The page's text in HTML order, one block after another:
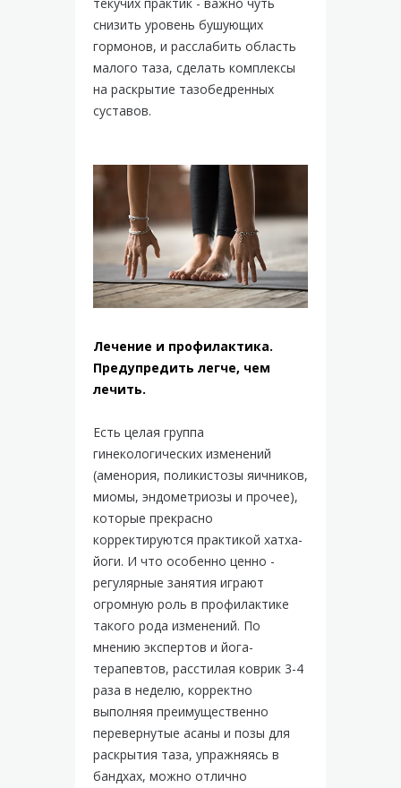
снизить уровень бушующих
гормонов, и расслабить область
малого таза, сделать комплексы
на раскрытие тазобедренных
суставов.
Лечение и профилактика.
Предупредить легче, чем
лечить.
Есть целая группа
гинекологических изменений
(аменория, поликистозы яичников,
миомы, эндометриозы и прочее),
которые прекрасно
корректируются практикой хатха-
йоги. И что особенно ценно -
регулярные занятия играют
огромную роль в профилактике
такого рода изменений. По
мнению экспертов и йога-
терапевтов, расстилая коврик 3-4
раза в неделю, корректно
выполняя преимущественно
перевернутые асаны и позы для
раскрытия таза, упражняясь в
бандхах, можно отлично